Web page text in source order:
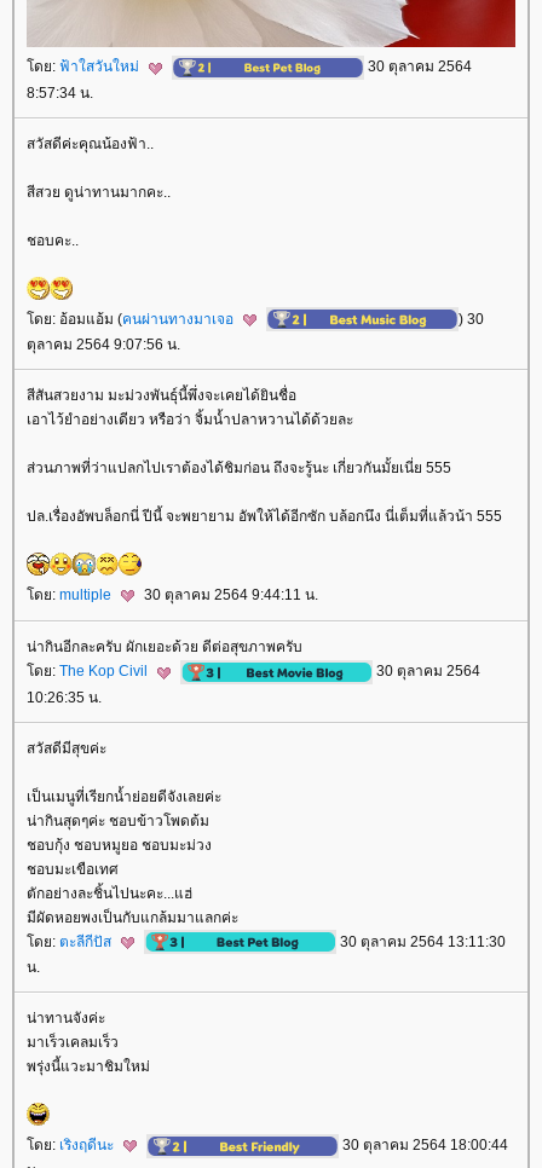
ดย: ฟ้าใสวันใหม่
30 ตุลาคม 2564
8:57:34 น.
สวัสดีค่ะคุณน้องฟ้า..
สีสวย ดูน่าทานมากคะ..
ชอบคะ..
ดย: อ้อมแอ้ม (คนผ่านทางมาเจอ
) 30
ตุลาคม 2564 9:07:56 น.
สีสันสวยงาม มะม่วงพันธุ์นี้พึ่งจะเคยได้ยินชื่อ
เอาไว้ยำอย่างเดียว หรือว่า จิ้มน้ำปลาหวานได้ด้วยละ
ส่วนภาพที่ว่าแปลกไปเราต้องได้ชิมก่อน ถึงจะรู้นะ เกี่ยวกันมั้ยเนี่ย 555
ปล.เรื่องอัพบล็อกนี่ ปีนี้ จะพยายาม อัพให้ได้อีกซัก บล้อกนึง นี่เต็มที่แล้วน้า 555
ดย: multiple 30 ตุลาคม 2564 9:44:11 น.
น่ากินอีกละครับ ผักเยอะด้วย ดีต่อสุขภาพครับ
ดย: The Kop Civil
30 ตุลาคม 2564
10:26:35 น.
สวัสดีมีสุขค่ะ
เป็นเมนูที่เรียกน้ำย่อยดีจังเลยค่ะ
น่ากินสุดๆค่ะ ชอบข้าวโพดต้ม
ชอบกุ้ง ชอบหมูยอ ชอบมะม่วง
ชอบมะเขือเทศ
ตักอย่างละชิ้นไปนะคะ...แฮ่
มีผัดหอยพงเป็นกับแกล้มมาแลกค่ะ
ดย: ตะลีกีปัส
30 ตุลาคม 2564 13:11:30
น.
น่าทานจังค่ะ
มาเร็วเคลมเร็ว
พรุ่งนี้แวะมาชิมใหม่
ดย: เริงฤดีนะ
30 ตุลาคม 2564 18:00:44